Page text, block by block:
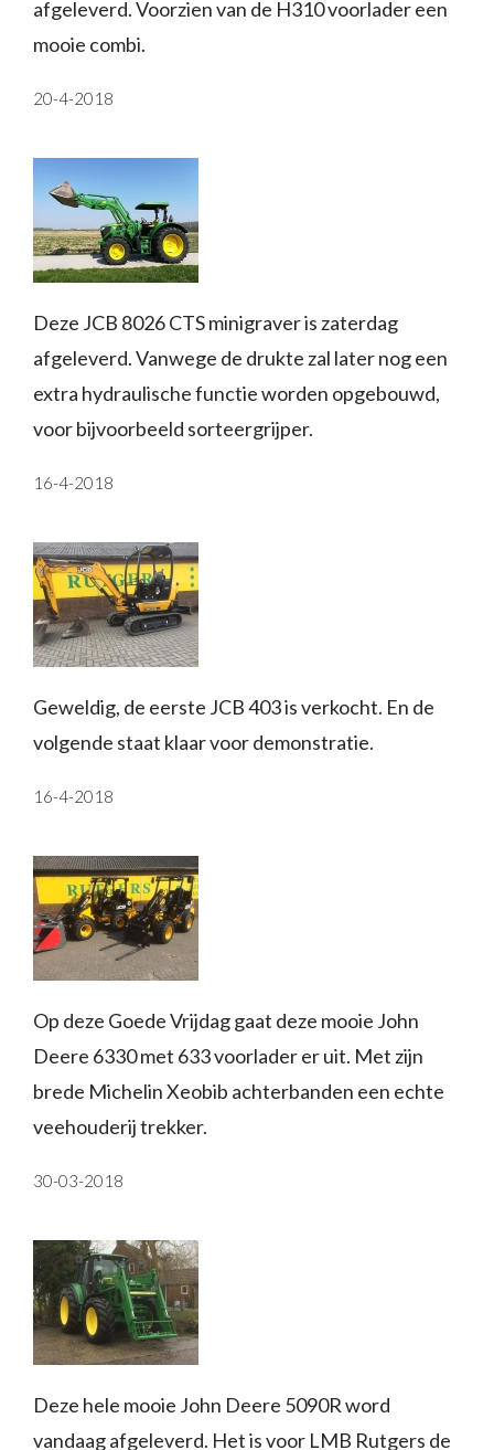
afgeleverd. Voorzien van de H310 voorlader een
mooie combi.
20-4-2018
Deze JCB 8026 CTS minigraver is zaterdag
afgeleverd. Vanwege de drukte zal later nog een
extra hydraulische functie worden opgebouwd,
voor bijvoorbeeld sorteergrijper.
16-4-2018
Geweldig, de eerste JCB 403 is verkocht. En de
volgende staat klaar voor demonstratie.
16-4-2018
Op deze Goede Vrijdag gaat deze mooie John
Deere 6330 met 633 voorlader er uit. Met zijn
brede Michelin Xeobib achterbanden een echte
veehouderij trekker.
30-03-2018
Deze hele mooie John Deere 5090R word
vandaag afgeleverd. Het is voor LMB Rutgers de